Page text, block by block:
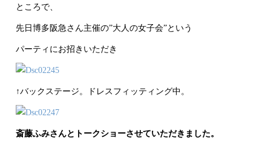
ところで、
先日博多阪急さん主催の”大人の女子会”という
パーティにお招きいただき
↑バックステージ。ドレスフィッティング中。
斎藤ふみさんとトークショーさせていただきました。